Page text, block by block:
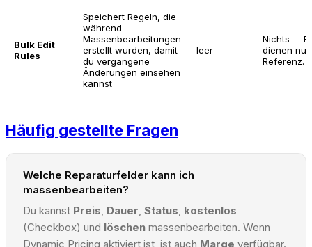
Bulk Edit
Rules
Speichert Regeln, die
während
Massenbearbeitungen
erstellt wurden, damit
du vergangene
Änderungen einsehen
kannst
leer
Nichts --
dienen
Referenz.
Häufig gestellte Fragen
Welche Reparaturfelder kann ich
massenbearbeiten?
Du kannst Preis, Dauer, Status, kostenlos
(Checkbox) und löschen massenbearbeiten. Wenn
Dynamic Pricing aktiviert ist, ist auch Marge verfügbar.